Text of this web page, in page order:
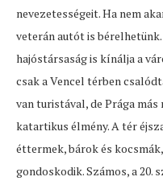
nevezetességeit. Ha nem
veterán autót is
hajóstársaság is kínálja a
csak a Vencel térben
van turistával, de Prága
katartikus élmény. A tér
éttermek, bárok és
gondoskodik. Számos, a